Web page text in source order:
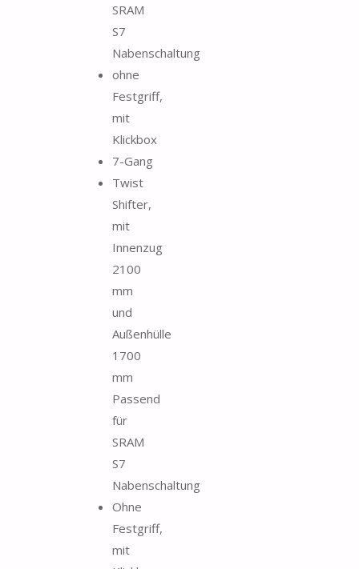
SRAM
S7
Nabenschaltung
ohne
Festgriff,
mit
Klickbox
7-Gang
Twist
Shifter,
mit
Innenzug
2100
mm
und
Außenhülle
1700
mm
Passend
für
SRAM
S7
Nabenschaltung
Ohne
Festgriff,
mit